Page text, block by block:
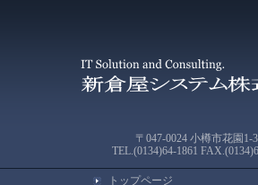
〒047-0024 小樽市花園1-
TEL.(0134)64-1861
トップページ